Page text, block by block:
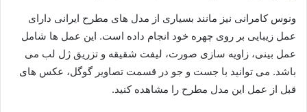
ونوس کامرانی نیز مانند بسیاری از مدل های مطرح ایرانی دارای
عمل زیبایی بر روی چهره خود انجام داده است. این عمل ها شامل
عمل بینی، زاویه سازی صورت، لیفت شقیقه و تزریق ژل لب می
باشد. می توانید با جست و جو در قسمت تصاویر گوگل، عکس های
قبل از عمل این مدل مطرح را مشاهده کنید.